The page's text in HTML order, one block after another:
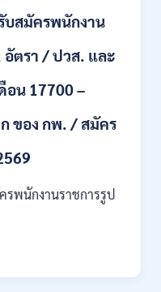
บสมัครพนักงาน
ตรา / ปวส. และ
อน 17700 –
ของ กพ. / สมัคร
รพนักงานราชการรูป